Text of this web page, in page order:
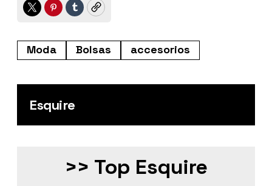
TwitterPinterest
TumblrCopy
Moda Bolsas accesorios
Esquire
>> Top Esquire